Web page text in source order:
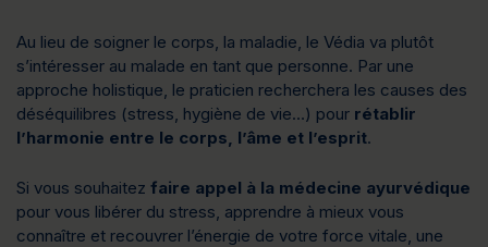
Au lieu de soigner le corps, la maladie, le Védia va plutôt
s’intéresser au malade en tant que personne. Par une
approche holistique, le praticien recherchera les causes des
déséquilibres (stress, hygiène de vie…) pour rétablir
l’harmonie entre le corps, l’âme et l’esprit.
Si vous souhaitez faire appel à la médecine ayurvédique
pour vous libérer du stress, apprendre à mieux vous
connaître et recouvrer l’énergie de votre force vitale, une